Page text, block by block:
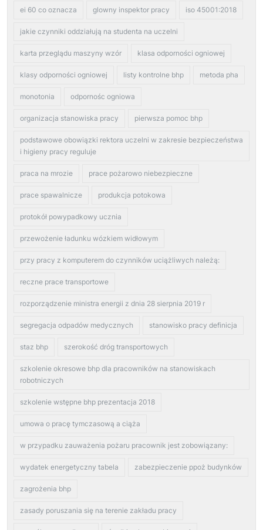
ei 60 co oznacza glowny inspektor pracy iso 45001:2018
jakie czynniki oddziałują na studenta na uczelni
karta przeglądu maszyny wzór klasa odporności ogniowej
klasy odporności ogniowej listy kontrolne bhp metoda pha
monotonia odpornośc ogniowa
organizacja stanowiska pracy pierwsza pomoc bhp
podstawowe obowiązki rektora uczelni w zakresie bezpieczeństwa
i higieny pracy reguluje
praca na mrozie prace pożarowo niebezpieczne
prace spawalnicze produkcja potokowa
protokół powypadkowy ucznia
przewożenie ładunku wózkiem widłowym
przy pracy z komputerem do czynników uciążliwych należą:
reczne prace transportowe
rozporządzenie ministra energii z dnia 28 sierpnia 2019 r
segregacja odpadów medycznych stanowisko pracy definicja
staz bhp szerokość dróg transportowych
szkolenie okresowe bhp dla pracowników na stanowiskach
robotniczych
szkolenie wstępne bhp prezentacja 2018
umowa o pracę tymczasową a ciąża
w przypadku zauważenia pożaru pracownik jest zobowiązany:
wydatek energetyczny tabela zabezpieczenie ppoż budynków
zagrożenia bhp
zasady poruszania się na terenie zakładu pracy